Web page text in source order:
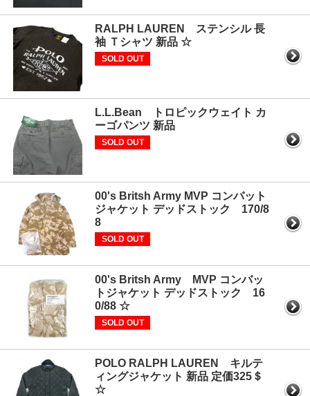
RALPH LAUREN ステンシル 長
袖 Ｔシャツ 新品 ☆
SOLD OUT
L.L.Bean トロピックウェイト カ
ーゴパンツ 新品
SOLD OUT
00's Britsh Army MVP コンバット
ジャケット デッドストック 170/8
8
SOLD OUT
00's Britsh Army MVP コンバッ
トジャケット デッドストック 16
0/88 ☆
SOLD OUT
POLO RALPH LAUREN キルテ
ィングジャケット 新品 定価325＄
☆